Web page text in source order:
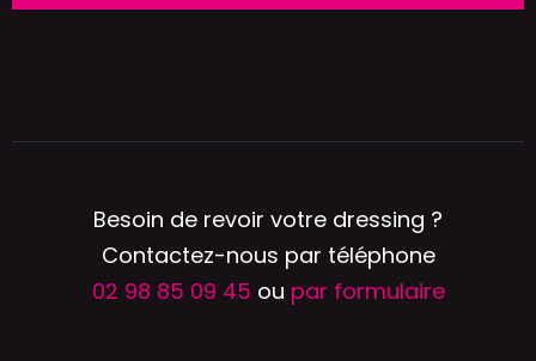
Besoin de revoir votre dressing ?
Contactez-nous par téléphone
02 98 85 09 45 ou par formulaire